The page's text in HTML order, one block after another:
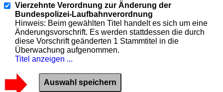
Vierzehnte Verordnung zur Änderung der
Bundespolizei-Laufbahnverordnung
Hinweis: Beim gewählten Titel handelt es sich um eine
Änderungsvorschrift. Es werden stattdessen die durch
diese Vorschrift geänderten 1 Stammtitel in die
Überwachung aufgenommen.
Titel anzeigen ...